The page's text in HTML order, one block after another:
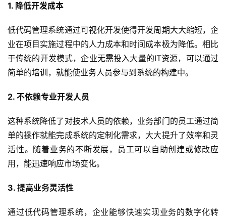
1. 降低开发成本
低代码管理系统通过可视化开发使得开发周期大大缩短，企
业在项目实施过程中的人力成本和时间成本极为降低。相比
于传统的开发模式，企业无需投入大量的IT资源，可以通过
简单的培训，就能使业务人员参与到系统的构建中。
2. 不依赖专业开发人员
这种系统降低了对技术人员的依赖，业务部门的员工通过简
单的操作就能完成系统的定制化需求，大大提升了效率和灵
活性。随着业务的不断发展，员工可以自助创建或修改应
用，能迅速响应市场变化。
3. 提高业务灵活性
通过低代码管理系统，企业能够快速实现业务的数字化转